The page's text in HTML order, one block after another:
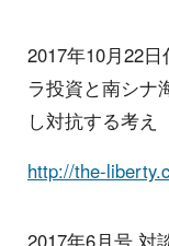
2017年10月22
ラ投資と南シナ
し対抗する考え
http://the-
2017年6月号 対